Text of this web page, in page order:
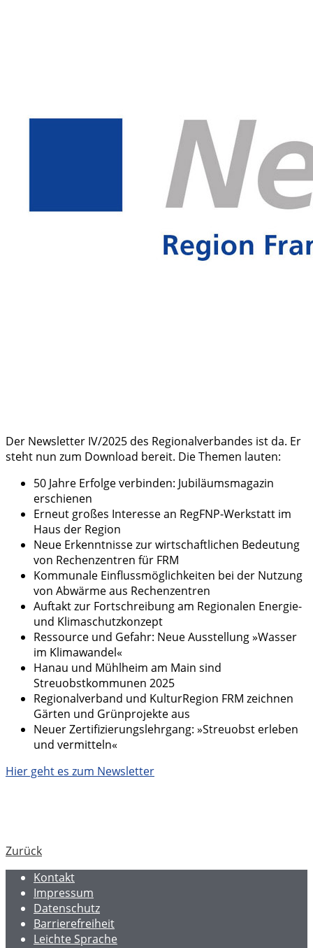
Der Newsletter IV/2025 des Regionalverbandes ist da. Er
steht nun zum Download bereit. Die Themen lauten:
50 Jahre Erfolge verbinden: Jubiläumsmagazin
erschienen
Erneut großes Interesse an RegFNP-Werkstatt im
Haus der Region
Neue Erkenntnisse zur wirtschaftlichen Bedeutung
von Rechenzentren für FRM
Kommunale Einflussmöglichkeiten bei der Nutzung
von Abwärme aus Rechenzentren
Auftakt zur Fortschreibung am Regionalen Energie-
und Klimaschutzkonzept
Ressource und Gefahr: Neue Ausstellung »Wasser
im Klimawandel«
Hanau und Mühlheim am Main sind
Streuobstkommunen 2025
Regionalverband und KulturRegion FRM zeichnen
Gärten und Grünprojekte aus
Neuer Zertifizierungslehrgang: »Streuobst erleben
und vermitteln«
Hier geht es zum Newsletter
Zurück
Kontakt
Impressum
Datenschutz
Barrierefreiheit
Leichte Sprache